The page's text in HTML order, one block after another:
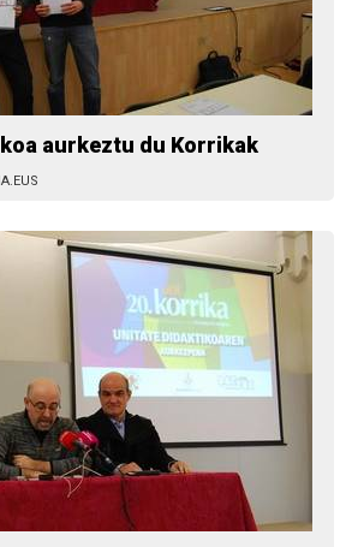
aurkeztu du Korrikak